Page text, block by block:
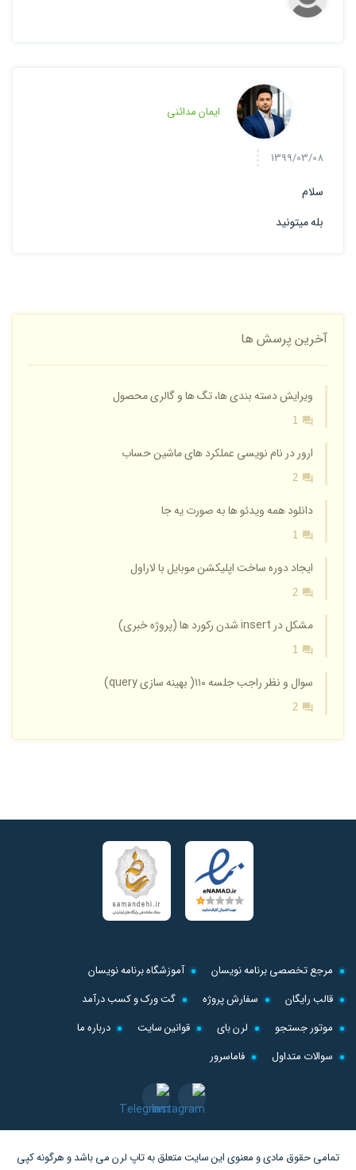
ایمان مدائنی
1399/03/08
سلام
بله میتونید
آخرین پرسش ها
ویرایش دسته بندی ها، تگ ها و گالری محصول
1
ارور در نام نویسی عملکرد های ماشین حساب
2
دانلود همه ویدئو ها به صورت یه جا
1
ایجاد دوره ساخت اپلیکشن موبایل با لاراول
2
مشکل در insert شدن رکورد ها (پروژه خبری)
1
سوال و نظر راجب جلسه ۱۱۰( بهینه سازی query)
2
مرجع تخصصی برنامه نویسان
آموزشگاه برنامه نویسان
قالب رایگان
سفارش پروژه
گت ورک و کسب درآمد
موتور جستجو
لرن بای قوانین سایت
درباره ما
سوالات متداول
فاماسرور
تمامی حقوق مادی و معنوی این سایت متعلق بهتاپ لرنمی باشد و هرگونه کپی